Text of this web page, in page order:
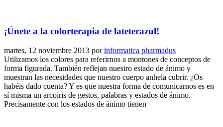
¡Únete a la colorterapia de lateterazul!
martes, 12 noviembre 2013 porinformatica pharmadus
Utilizamos los colores para referirnos a montones de conceptos de
forma figurada. También reflejan nuestro estado de ánimo y
muestran las necesidades que nuestro cuerpo anhela cubrir. ¿Os
habéis dado cuenta? Y es que nuestra forma de comunicarnos es en
sí misma un arcoíris de gestos, palabras y estados de ánimo.
Precisamente con los estados de ánimo tienen